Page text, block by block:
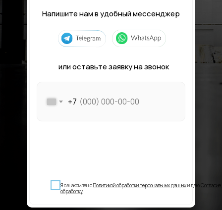
Напишите нам в удобный мессенджер
или оставьте заявку на звонок
+7
Я ознакомлен сПолитикой обработки персональных данныхи даюСогласие
обработку